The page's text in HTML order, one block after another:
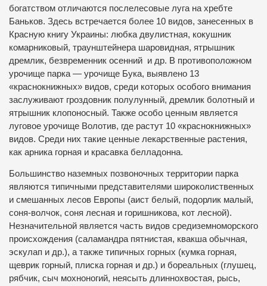
богатством отличаются послелесовые луга на хребте
Баньков. Здесь встречается более 10 видов, занесенных в
Красную книгу Украины: любка двулистная, кокушник
комарниковый, траунштейнера шаровидная, ятрышник
дремлик, безвременник осенний и др. В противоположном
урочище парка — урочище Бука, выявлено 13
«краснокнижных» видов, среди которых особого внимания
заслуживают гроздовник полулунный, дремлик болотный и
ятрышник клопоносный. Также особо ценным является
луговое урочище Волотив, где растут 10 «краснокнижных»
видов. Среди них такие ценные лекарственные растения,
как арника горная и красавка белладонна.
Большинство наземных позвоночных территории парка
являются типичными представителями широколиственных
и смешанных лесов Европы (аист белый, подорлик малый,
соня-волчок, соня лесная и горишникова, кот лесной).
Незначительной является часть видов средиземноморского
происхождения (саламандра пятнистая, квакша обычная,
эскулап и др.), а также типичных горных (кумка горная,
щеврик горный, плиска горная и др.) и бореальных (глушец,
рябчик, сыч мохноногий, неясыть длиннохвостая, рысь,